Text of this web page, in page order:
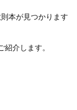
本が見つかります
介します。